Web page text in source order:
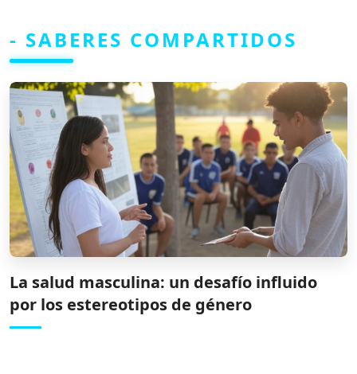
- SABERES COMPARTIDOS
La salud masculina: un desafío influido
por los estereotipos de género